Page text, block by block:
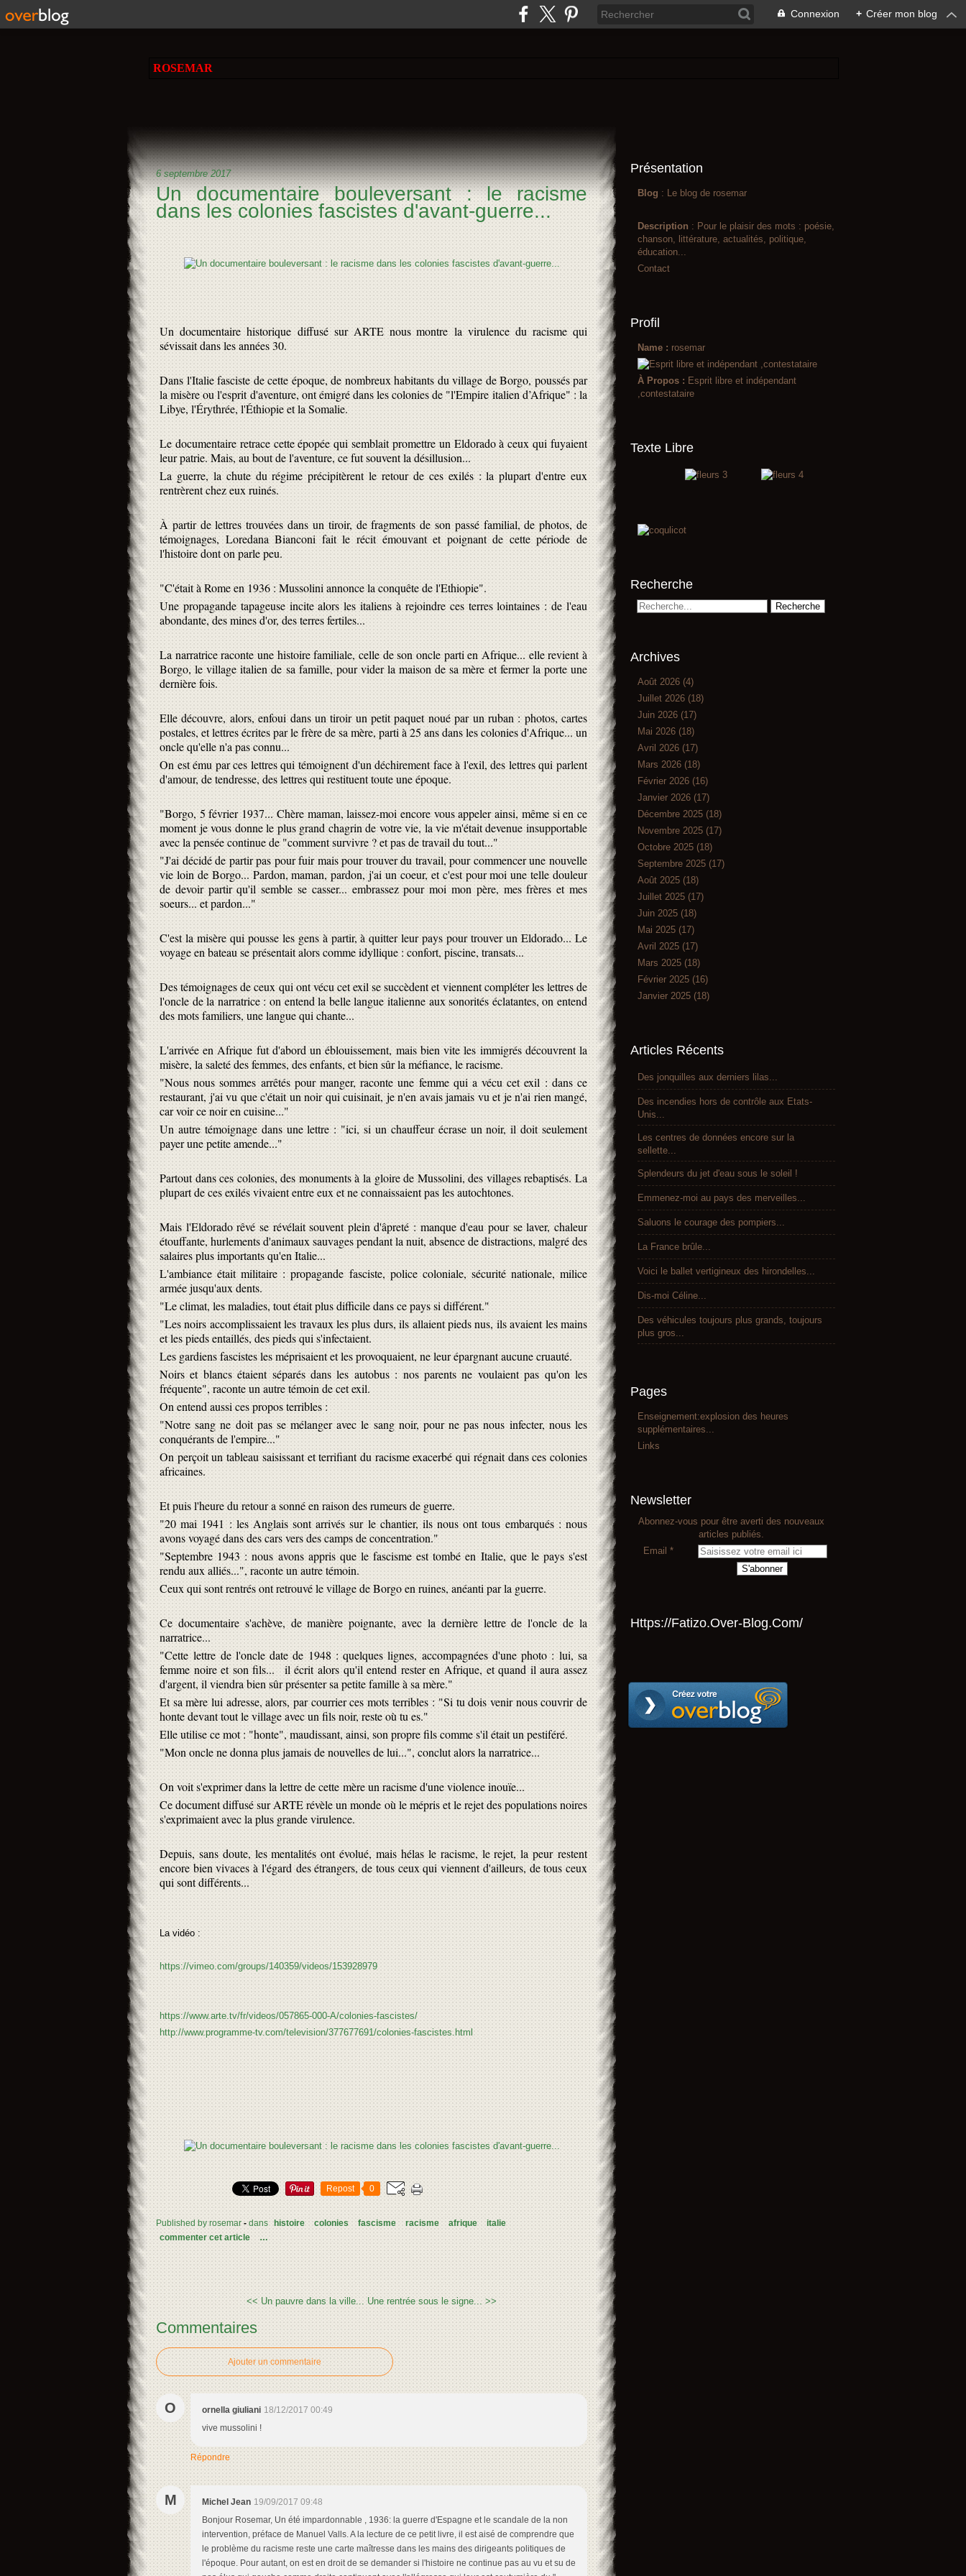
Connexion + Créer mon blog
ROSEMAR
6 septembre 2017
Un documentaire bouleversant : le racisme
dans les colonies fascistes d'avant-guerre...
Un documentaire historique diffusé sur ARTE nous montre la virulence du racisme qui
sévissait dans les années 30.
Dans l'Italie fasciste de cette époque, de nombreux habitants du village de Borgo, poussés par
la misère ou l'esprit d'aventure, ont émigré dans les colonies de "l'Empire italien d’Afrique" : la
Libye, l'Érythrée, l'Éthiopie et la Somalie.
Le documentaire retrace cette épopée qui semblait promettre un Eldorado à ceux qui fuyaient
leur patrie. Mais, au bout de l'aventure, ce fut souvent la désillusion...
La guerre, la chute du régime précipitèrent le retour de ces exilés : la plupart d'entre eux
rentrèrent chez eux ruinés.
À partir de lettres trouvées dans un tiroir, de fragments de son passé familial, de photos, de
témoignages, Loredana Bianconi fait le récit émouvant et poignant de cette période de
l'histoire dont on parle peu.
"C'était à Rome en 1936 : Mussolini annonce la conquête de l'Ethiopie".
Une propagande tapageuse incite alors les italiens à rejoindre ces terres lointaines : de l'eau
abondante, des mines d'or, des terres fertiles...
La narratrice raconte une histoire familiale, celle de son oncle parti en Afrique... elle revient à
Borgo, le village italien de sa famille, pour vider la maison de sa mère et fermer la porte une
dernière fois.
Elle découvre, alors, enfoui dans un tiroir un petit paquet noué par un ruban : photos, cartes
postales, et lettres écrites par le frère de sa mère, parti à 25 ans dans les colonies d'Afrique... un
oncle qu'elle n'a pas connu...
On est ému par ces lettres qui témoignent d'un déchirement face à l'exil, des lettres qui parlent
d'amour, de tendresse, des lettres qui restituent toute une époque.
"Borgo, 5 février 1937... Chère maman, laissez-moi encore vous appeler ainsi, même si en ce
moment je vous donne le plus grand chagrin de votre vie, la vie m'était devenue insupportable
avec la pensée continue de "comment survivre ? et pas de travail du tout..."
"J'ai décidé de partir pas pour fuir mais pour trouver du travail, pour commencer une nouvelle
vie loin de Borgo... Pardon, maman, pardon, j'ai un coeur, et c'est pour moi une telle douleur
de devoir partir qu'il semble se casser... embrassez pour moi mon père, mes frères et mes
soeurs... et pardon..."
C'est la misère qui pousse les gens à partir, à quitter leur pays pour trouver un Eldorado... Le
voyage en bateau se présentait alors comme idyllique : confort, piscine, transats...
Des témoignages de ceux qui ont vécu cet exil se succèdent et viennent compléter les lettres de
l'oncle de la narratrice : on entend la belle langue italienne aux sonorités éclatantes, on entend
des mots familiers, une langue qui chante...
L'arrivée en Afrique fut d'abord un éblouissement, mais bien vite les immigrés découvrent la
misère, la saleté des femmes, des enfants, et bien sûr la méfiance, le racisme.
"Nous nous sommes arrêtés pour manger, raconte une femme qui a vécu cet exil : dans ce
restaurant, j'ai vu que c'était un noir qui cuisinait, je n'en avais jamais vu et je n'ai rien mangé,
car voir ce noir en cuisine..."
Un autre témoignage dans une lettre : "ici, si un chauffeur écrase un noir, il doit seulement
payer une petite amende..."
Partout dans ces colonies, des monuments à la gloire de Mussolini, des villages rebaptisés. La
plupart de ces exilés vivaient entre eux et ne connaissaient pas les autochtones.
Mais l'Eldorado rêvé se révélait souvent plein d'âpreté : manque d'eau pour se laver, chaleur
étouffante, hurlements d'animaux sauvages pendant la nuit, absence de distractions, malgré des
salaires plus importants qu'en Italie...
L'ambiance était militaire : propagande fasciste, police coloniale, sécurité nationale, milice
armée jusqu'aux dents.
"Le climat, les maladies, tout était plus difficile dans ce pays si différent."
"Les noirs accomplissaient les travaux les plus durs, ils allaient pieds nus, ils avaient les mains
et les pieds entaillés, des pieds qui s'infectaient.
Les gardiens fascistes les méprisaient et les provoquaient, ne leur épargnant aucune cruauté.
Noirs et blancs étaient séparés dans les autobus : nos parents ne voulaient pas qu'on les
fréquente", raconte un autre témoin de cet exil.
On entend aussi ces propos terribles :
"Notre sang ne doit pas se mélanger avec le sang noir, pour ne pas nous infecter, nous les
conquérants de l'empire..."
On perçoit un tableau saisissant et terrifiant du racisme exacerbé qui régnait dans ces colonies
africaines.
Et puis l'heure du retour a sonné en raison des rumeurs de guerre.
"20 mai 1941 : les Anglais sont arrivés sur le chantier, ils nous ont tous embarqués : nous
avons voyagé dans des cars vers des camps de concentration."
"Septembre 1943 : nous avons appris que le fascisme est tombé en Italie, que le pays s'est
rendu aux alliés...", raconte un autre témoin.
Ceux qui sont rentrés ont retrouvé le village de Borgo en ruines, anéanti par la guerre.
Ce documentaire s'achève, de manière poignante, avec la dernière lettre de l'oncle de la
narratrice...
"Cette lettre de l'oncle date de 1948 : quelques lignes, accompagnées d'une photo : lui, sa
femme noire et son fils... il écrit alors qu'il entend rester en Afrique, et quand il aura assez
d'argent, il viendra bien sûr présenter sa petite famille à sa mère."
Et sa mère lui adresse, alors, par courrier ces mots terribles : "Si tu dois venir nous couvrir de
honte devant tout le village avec un fils noir, reste où tu es."
Elle utilise ce mot : "honte", maudissant, ainsi, son propre fils comme s'il était un pestiféré.
"Mon oncle ne donna plus jamais de nouvelles de lui...", conclut alors la narratrice...
On voit s'exprimer dans la lettre de cette mère un racisme d'une violence inouïe...
Ce document diffusé sur ARTE révèle un monde où le mépris et le rejet des populations noires
s'exprimaient avec la plus grande virulence.
Depuis, sans doute, les mentalités ont évolué, mais hélas le racisme, le rejet, la peur restent
encore bien vivaces à l'égard des étrangers, de tous ceux qui viennent d'ailleurs, de tous ceux
qui sont différents...
La vidéo :
https://vimeo.com/groups/140359/videos/153928979
https://www.arte.tv/fr/videos/057865-000-A/colonies-fascistes/
http://www.programme-tv.com/television/377677691/colonies-fascistes.html
Repost 0
Published by rosemar -dans histoire colonies fascisme racisme afrique
italie
commenter cet article
…
<< Un pauvre dans la ville... Une rentrée sous le signe... >>
Commentaires
Ajouter un commentaire
O ornella giuliani 18/12/2017 00:49
vive mussolini !
Répondre
M Michel Jean 19/09/2017 09:48
Bonjour Rosemar, Un été impardonnable , 1936: la guerre d'Espagne et le scandale de la non
intervention, préface de Manuel Valls. A la lecture de ce petit livre, il est aisé de comprendre que
le problème du racisme reste une carte maîtresse dans les mains des dirigeants politiques de
l'époque. Pour autant, on est en droit de se demander si l'histoire ne continue pas au vu et su de
Présentation
Blog : Le blog de rosemar
Description : Pour le plaisir des mots : poésie,
chanson, littérature, actualités, politique,
éducation...
Contact
Profil
Name : rosemar
À Propos : Esprit libre et indépendant
,contestataire
Texte Libre
Recherche
Archives
Août 2026 (4)
Juillet 2026 (18)
Juin 2026 (17)
Mai 2026 (18)
Avril 2026 (17)
Mars 2026 (18)
Février 2026 (16)
Janvier 2026 (17)
Décembre 2025 (18)
Novembre 2025 (17)
Octobre 2025 (18)
Septembre 2025 (17)
Août 2025 (18)
Juillet 2025 (17)
Juin 2025 (18)
Mai 2025 (17)
Avril 2025 (17)
Mars 2025 (18)
Février 2025 (16)
Janvier 2025 (18)
Articles Récents
Des jonquilles aux derniers lilas...
Des incendies hors de contrôle aux Etats-
Unis...
Les centres de données encore sur la
sellette...
Splendeurs du jet d'eau sous le soleil !
Emmenez-moi au pays des merveilles...
Saluons le courage des pompiers...
La France brûle...
Voici le ballet vertigineux des hirondelles...
Dis-moi Céline...
Des véhicules toujours plus grands, toujours
plus gros...
Pages
Enseignement:explosion des heures
supplémentaires...
Links
Newsletter
Abonnez-vous pour être averti des nouveaux
articles publiés.
Email
Https://Fatizo.over-Blog.com/